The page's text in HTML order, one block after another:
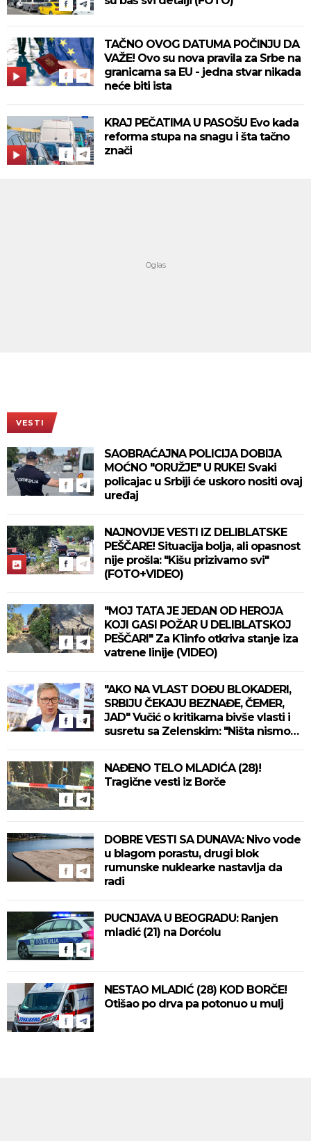
TAČNO OVOG DATUMA POČINJU DA
VAŽE! Ovo su nova pravila za Srbe na
granicama sa EU - jedna stvar nikada
neće biti ista
KRAJ PEČATIMA U PASOŠU Evo kada
reforma stupa na snagu i šta tačno
znači
VESTI
SAOBRAĆAJNA POLICIJA DOBIJA
MOĆNO "ORUŽJE" U RUKE! Svaki
policajac u Srbiji će uskoro nositi ovaj
uređaj
NAJNOVIJE VESTI IZ DELIBLATSKE
PEŠČARE! Situacija bolja, ali opasnost
nije prošla: "Kišu prizivamo svi"
(FOTO+VIDEO)
"MOJ TATA JE JEDAN OD HEROJA
KOJI GASI POŽAR U DELIBLATSKOJ
PEŠČARI" Za K1info otkriva stanje iza
vatrene linije (VIDEO)
"AKO NA VLAST DOĐU BLOKADERI,
SRBIJU ČEKAJU BEZNAĐE, ČEMER,
JAD" Vučić o kritikama bivše vlasti i
susretu sa Zelenskim: "Ništa nismo
NAĐENO TELO MLADIĆA (28)!
Tragične vesti iz Borče
DOBRE VESTI SA DUNAVA: Nivo vode
u blagom porastu, drugi blok
rumunske nuklearke nastavlja da
radi
PUCNJAVA U BEOGRADU: Ranjen
mladić (21) na Dorćolu
NESTAO MLADIĆ (28) KOD BORČE!
Otišao po drva pa potonuo u mulj